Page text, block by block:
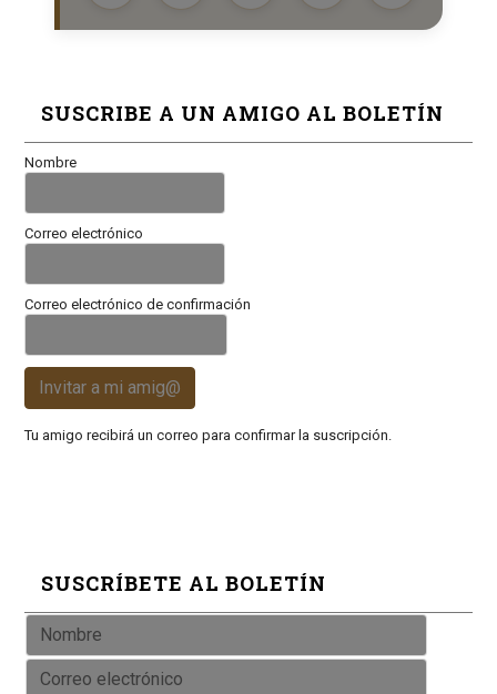
SUSCRIBE A UN AMIGO AL BOLETÍN
Nombre
Correo electrónico
Correo electrónico de confirmación
Invitar a mi amig@
Tu amigo recibirá un correo para confirmar la suscripción.
SUSCRÍBETE AL BOLETÍN